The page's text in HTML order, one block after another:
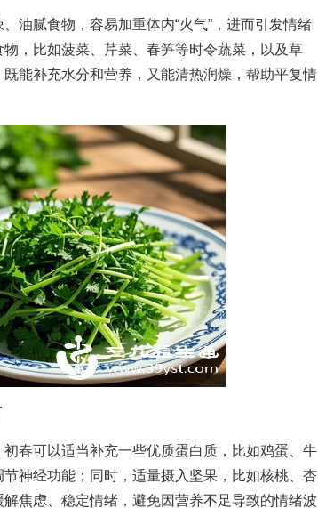
腻食物，容易加重体内“火气”，进而引发情绪
，比如菠菜、芹菜、春笋等时令蔬菜，以及草
能补充水分和营养，又能清热润燥，帮助平复情
可以适当补充一些优质蛋白质，比如鸡蛋、牛
神经功能；同时，适量摄入坚果，比如核桃、杏
焦虑、稳定情绪，避免因营养不足导致的情绪波